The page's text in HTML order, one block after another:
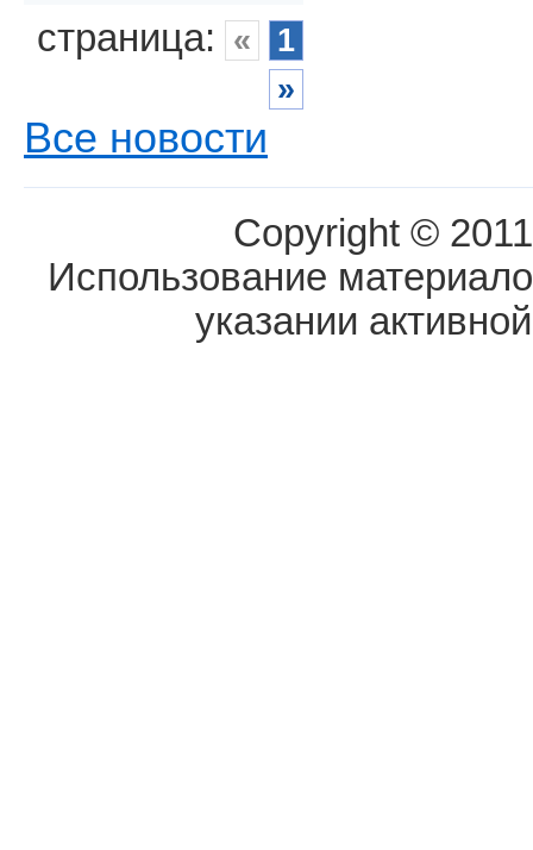
страница: «
1
»
Все новости
Copyright ©
Использование
указании